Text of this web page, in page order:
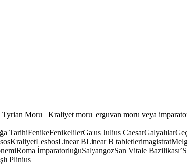
Moru Kraliyet moru, erguvan moru veya
TarihiFenikeFenikelilerGaius Julius CaesarGalyalılar
KraliyetLesbosLinear BLinear B tabletlerimagistrat
Roma İmparatorluğuSalyangozSan Vitale Bazilikası’
Plinius